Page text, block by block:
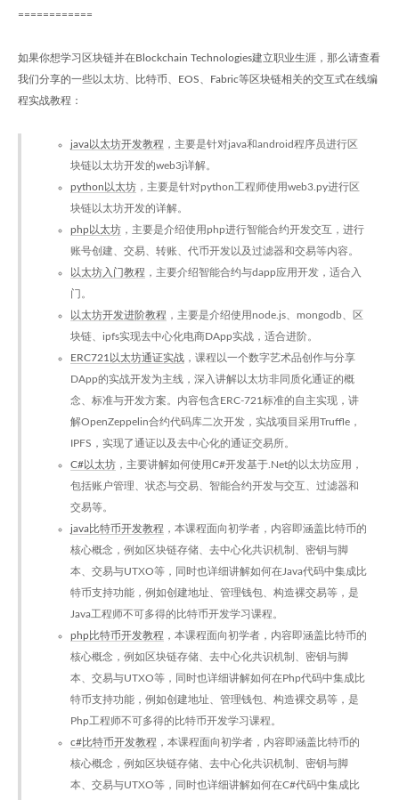
============
如果你想学习区块链并在Blockchain Technologies建立职业生涯，那么请查看
我们分享的一些以太坊、比特币、EOS、Fabric等区块链相关的交互式在线编
程实战教程：
java以太坊开发教程 ，主要是针对java和android程序员进行区
块链以太坊开发的web3j详解。
python以太坊 ，主要是针对python工程师使用web3.py进行区
块链以太坊开发的详解。
php以太坊 ，主要是介绍使用php进行智能合约开发交互，进行
账号创建、交易、转账、代币开发以及过滤器和交易等内容。
以太坊入门教程 ，主要介绍智能合约与dapp应用开发，适合入
门。
以太坊开发进阶教程 ，主要是介绍使用node.js、mongodb、区
块链、ipfs实现去中心化电商DApp实战，适合进阶。
ERC721以太坊通证实战 ，课程以一个数字艺术品创作与分享
DApp的实战开发为主线，深入讲解以太坊非同质化通证的概
念、标准与开发方案。内容包含ERC-721标准的自主实现，讲
解OpenZeppelin合约代码库二次开发，实战项目采用Truffle，
IPFS，实现了通证以及去中心化的通证交易所。
C#以太坊 ，主要讲解如何使用C#开发基于.Net的以太坊应用，
包括账户管理、状态与交易、智能合约开发与交互、过滤器和
交易等。
java比特币开发教程 ，本课程面向初学者，内容即涵盖比特币的
核心概念，例如区块链存储、去中心化共识机制、密钥与脚
本、交易与UTXO等，同时也详细讲解如何在Java代码中集成比
特币支持功能，例如创建地址、管理钱包、构造裸交易等，是
Java工程师不可多得的比特币开发学习课程。
php比特币开发教程 ，本课程面向初学者，内容即涵盖比特币的
核心概念，例如区块链存储、去中心化共识机制、密钥与脚
本、交易与UTXO等，同时也详细讲解如何在Php代码中集成比
特币支持功能，例如创建地址、管理钱包、构造裸交易等，是
Php工程师不可多得的比特币开发学习课程。
c#比特币开发教程 ，本课程面向初学者，内容即涵盖比特币的
核心概念，例如区块链存储、去中心化共识机制、密钥与脚
本、交易与UTXO等，同时也详细讲解如何在C#代码中集成比